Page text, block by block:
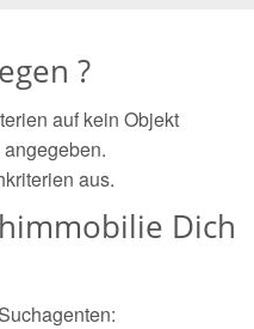
?
auf kein Objekt
aus.
Dich